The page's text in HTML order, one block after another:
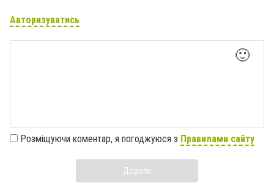
Авторизуватись
🙂
Розміщуючи коментар, я погоджуюся з Правилами сайту
Додати